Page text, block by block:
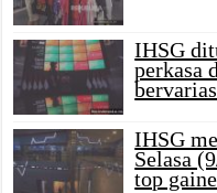
IHSG
perkasa
IHSG
Selasa
top